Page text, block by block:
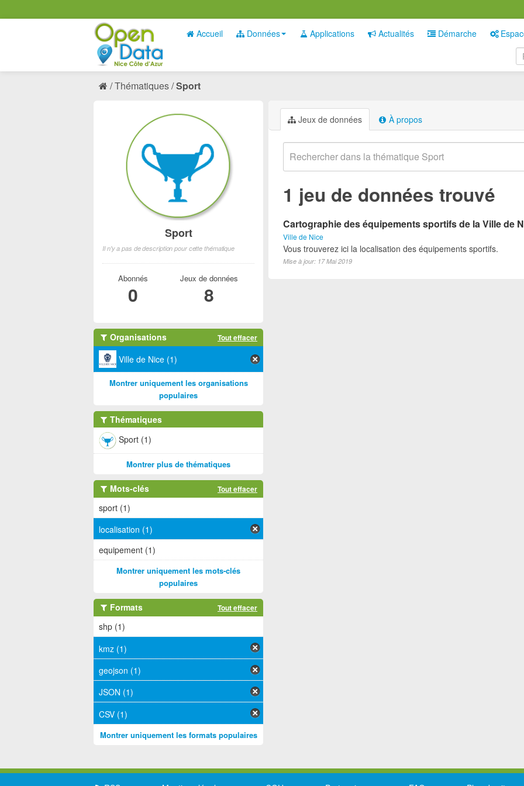
Accueil Données Applications Actualités Démarche
Thématiques Sport
Jeux de données À propos
1 jeu de données trouvé
Cartographie des équipements sportifs de la Ville de
Ville de Nice
Vous trouverez ici la localisation des équipements sportifs.
Mise à jour: 17 Mai 2019
Sport
Il n'y a pas de description pour cette thématique
Abonnés
0
Jeux de données
8
Organisations Tout effacer
Ville de Nice (1)
Montrer uniquement les organisations
populaires
Thématiques
Sport (1)
Montrer plus de thématiques
Mots-clés Tout effacer
sport (1)
localisation (1)
equipement (1)
Montrer uniquement les mots-clés
populaires
Formats Tout effacer
shp (1)
kmz (1)
geojson (1)
JSON (1)
CSV (1)
Montrer uniquement les formats populaires